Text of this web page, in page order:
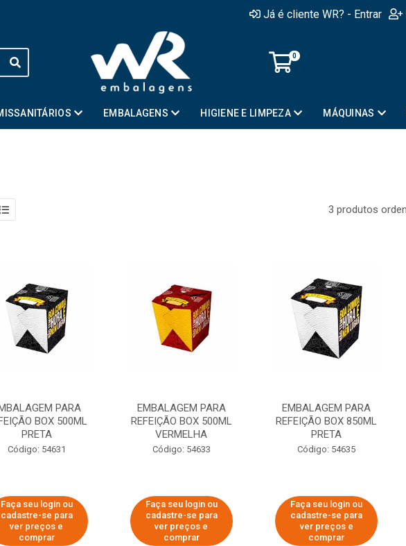
Já é cliente WR? - Entrar
0
EMBALAGENS HIGIENE E LIMPEZA MÁQUINAS
3 produtos
PARA
BOX 500ML
PRETA
Código: 54631
Faça seu login ou
cadastre-se para
ver preços e
comprar
EMBALAGEM PARA
REFEIÇÃO BOX 500ML
VERMELHA
Código: 54633
Faça seu login ou
cadastre-se para
ver preços e
comprar
EMBALAGEM PARA
REFEIÇÃO BOX 850ML
PRETA
Código: 54635
Faça seu login ou
cadastre-se para
ver preços e
comprar